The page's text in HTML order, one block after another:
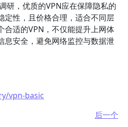
研，优质的VPN应在保障隐私的
定性，且价格合理，适合不同层
合适的VPN，不仅能提升上网体
息安全，避免网络监控与数据泄
vpn-basic
后一个